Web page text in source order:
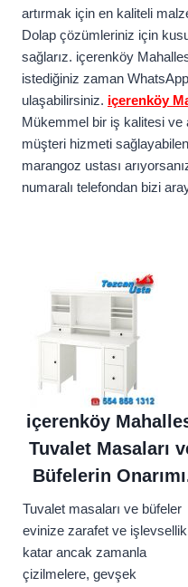
artırmak için en kaliteli
Dolap çözümleriniz için
sağlarız. içerenköy
istediğiniz zaman
ulaşabilirsiniz. içerenköy
Mükemmel bir iş kalitesi ve
müşteri hizmeti
marangoz ustası
numaralı telefondan bizi
içerenköy
Tuvalet Masaları
Büfelerin
Tuvalet masaları ve büfeler
evinize zarafet ve işlevsellik
katar ancak zamanla
çizilmelere, gevşek